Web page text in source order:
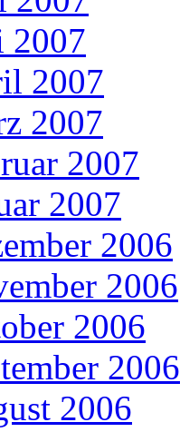
2007
2007
2007
2007
2007
2006
2006
2006
2006
2006